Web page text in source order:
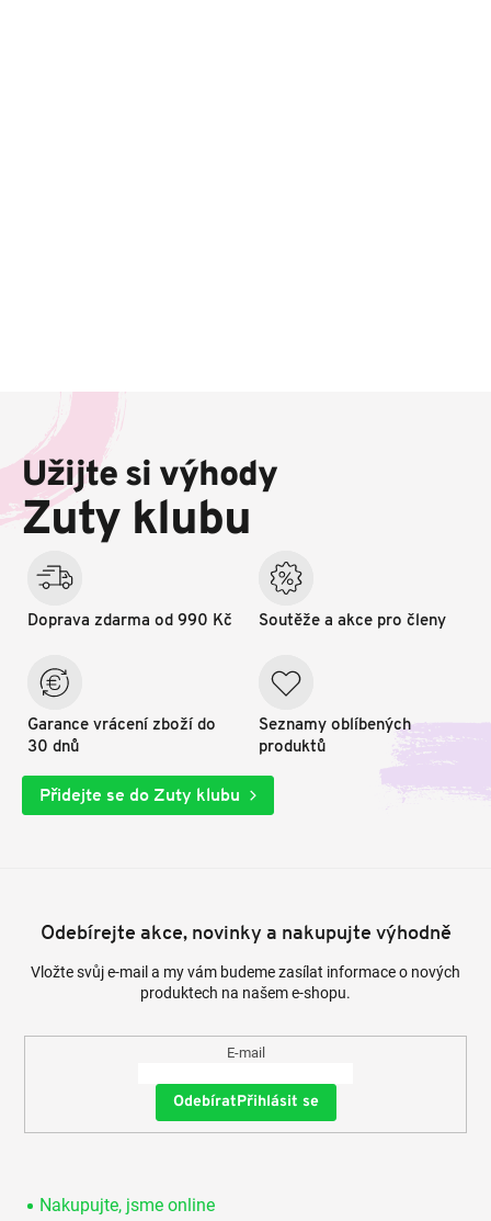
a
í
Užijte si výhody
Zuty klubu
Doprava zdarma od 990 Kč
Garance vrácení zboží do
30 dnů
Soutěže a akce pro členy
Seznamy oblíbených
produktů
Přidejte se do Zuty klubu
Odebírejte akce, novinky a nakupujte výhodně
Vložte svůj e-mail a my vám budeme zasílat informace o nových
produktech na našem e-shopu.
E-mail
Přihlásit se
Nakupujte, jsme online